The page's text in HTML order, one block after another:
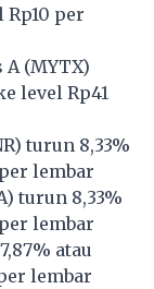
per
A (MYTX)
level Rp41
) turun 8,33%
lembar
) turun 8,33%
lembar
atau
lembar